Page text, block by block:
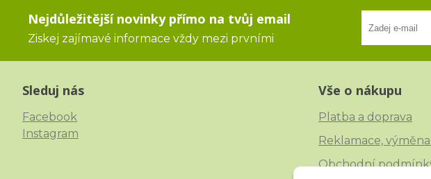
Nejdůležitější novinky přímo na tvůj email
Ziskej zajímavé informace vždy mezi prvními
Sleduj nás
Facebook
Instagram
Vše o nákupu
Platba a doprava
Reklamace,
Obchodní